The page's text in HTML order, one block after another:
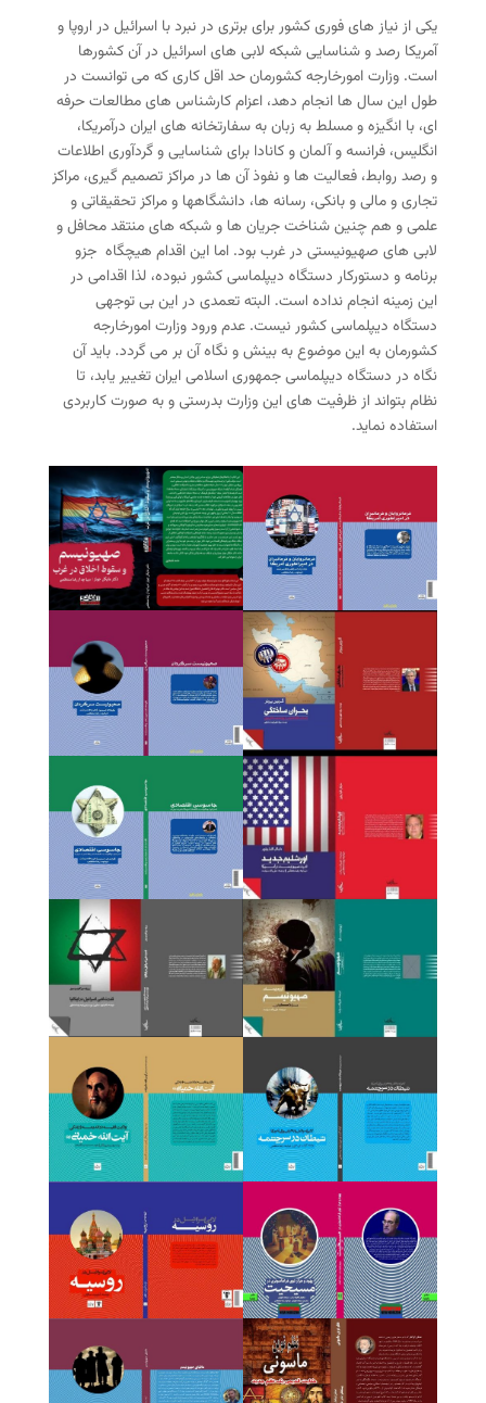
یکی از نیاز های فوری کشور برای برتری در نبرد با اسرائیل در اروپا و
آمریکا رصد و شناسایی شبکه لابی های اسرائیل در آن کشورها
است. وزارت امورخارجه کشورمان حد اقل کاری که می توانست در
طول این سال ها انجام دهد، اعزام کارشناس های مطالعات حرفه
ای، با انگیزه و مسلط به زبان به سفارتخانه های ایران درآمریکا،
انگلیس، فرانسه و آلمان و کانادا برای شناسایی و گردآوری اطلاعات
و رصد روابط، فعالیت ها و نفوذ آن ها در مراکز تصمیم گیری، مراکز
تجاری و مالی و بانکی، رسانه ها، دانشگاهها و مراکز تحقیقاتی و
علمی و هم چنین شناخت جریان ها و شبکه های منتقد محافل و
لابی های صهیونیستی در غرب بود. اما این اقدام هیچگاه جزو
برنامه و دستورکار دستگاه دیپلماسی کشور نبوده، لذا اقدامی در
این زمینه انجام نداده است. البته تعمدی در این بی توجهی
دستگاه دیپلماسی کشور نیست. عدم ورود وزارت امورخارجه
کشورمان به این موضوع به بینش و نگاه آن بر می گردد. باید آن
نگاه در دستگاه دیپلماسی جمهوری اسلامی ایران تغییر یابد، تا
نظام بتواند از ظرفیت های این وزارت بدرستی و به صورت کاربردی
استفاده نماید.